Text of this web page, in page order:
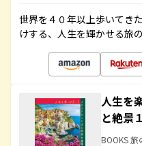
世界を４０年以上歩いてき
けする、人生を輝かせる旅
人生を
と絶景
BOOKS